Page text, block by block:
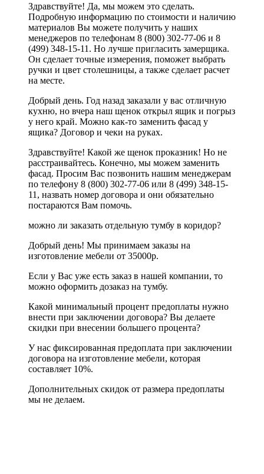
Здравствуйте! Да, мы можем это сделать.
Подробную информацию по стоимости и наличию
материалов Вы можете получить у наших
менеджеров по телефонам 8 (800) 302-77-06 и 8
(499) 348-15-11. Но лучше пригласить замерщика.
Он сделает точные измерения, поможет выбрать
ручки и цвет столешницы, а также сделает расчет
на месте.
Добрый день. Год назад заказали у вас отличную
кухню, но вчера наш щенок открыл ящик и погрыз
у него край. Можно как-то заменить фасад у
ящика? Договор и чеки на руках.
Здравствуйте! Какой же щенок проказник! Но не
расстраивайтесь. Конечно, мы можем заменить
фасад. Просим Вас позвонить нашим менеджерам
по телефону 8 (800) 302-77-06 или 8 (499) 348-15-
11, назвать номер договора и они обязательно
постараются Вам помочь.
можно ли заказать отдельную тумбу в коридор?
Добрый день! Мы принимаем заказы на
изготовление мебели от 35000р.
Если у Вас уже есть заказ в нашей компании, то
можно оформить дозаказ на тумбу.
Какой минимальный процент предоплаты нужно
внести при заключении договора? Вы делаете
скидки при внесении большего процента?
У нас фиксированная предоплата при заключении
договора на изготовление мебели, которая
составляет 10%.
Дополнительных скидок от размера предоплаты
мы не делаем.